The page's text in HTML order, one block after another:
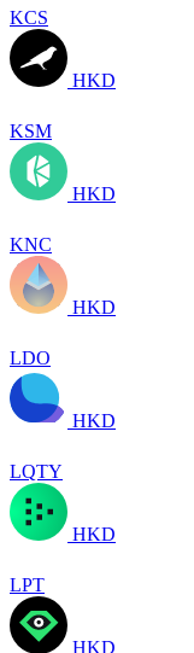
KCS
HKD
KSM
HKD
KNC
HKD
LDO
HKD
LQTY
HKD
LPT
HKD